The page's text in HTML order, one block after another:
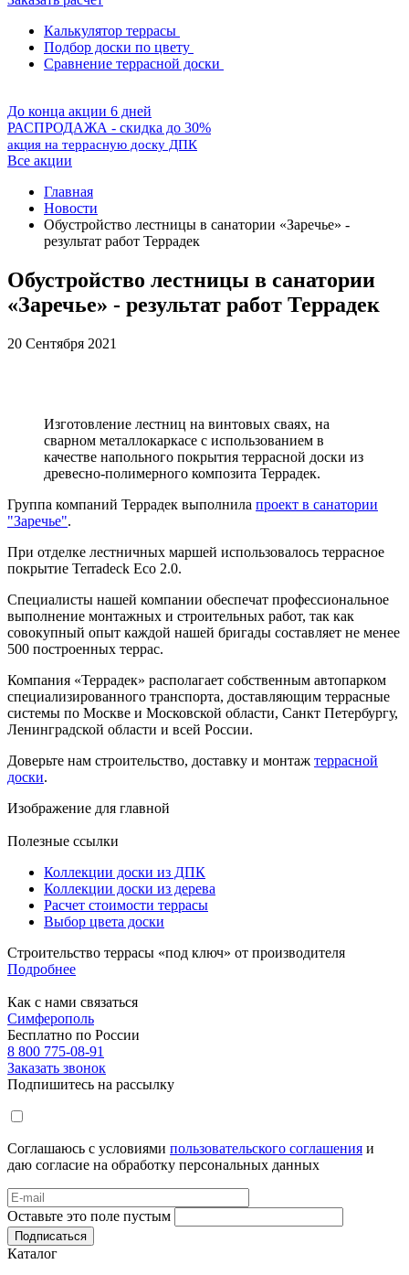
Калькулятор террасы
Подбор доски по цвету
Сравнение террасной доски
До конца акции 6 дней
РАСПРОДАЖА - скидка до 30%
акция на террасную доску ДПК
Все акции
Главная
Новости
Обустройство лестницы в санатории «Заречье» -
результат работ Террадек
Обустройство лестницы в санатории
«Заречье» - результат работ Террадек
20 Сентября 2021
Изготовление лестниц на винтовых сваях, на
сварном металлокаркасе с использованием в
качестве напольного покрытия террасной доски из
древесно-полимерного композита Террадек.
Группа компаний Террадек выполнила проект в санатории
"Заречье".
При отделке лестничных маршей использовалось террасное
покрытие Terradeck Eco 2.0.
Специалисты нашей компании обеспечат профессиональное
выполнение монтажных и строительных работ, так как
совокупный опыт каждой нашей бригады составляет не менее
500 построенных террас.
Компания «Террадек» располагает собственным автопарком
специализированного транспорта, доставляющим террасные
системы по Москве и Московской области, Санкт Петербургу,
Ленинградской области и всей России.
Доверьте нам строительство, доставку и монтаж террасной
доски.
Изображение для главной
Полезные ссылки
Коллекции доски из ДПК
Коллекции доски из дерева
Расчет стоимости террасы
Выбор цвета доски
Строительство террасы «под ключ» от производителя
Подробнее
Как с нами связаться
Симферополь
Бесплатно по России
8 800 775-08-91
Заказать звонок
Подпишитесь на рассылку
Соглашаюсь с условиями пользовательского соглашения и
даю согласие на обработку персональных данных
Оставьте это поле пустым
Подписаться
Каталог